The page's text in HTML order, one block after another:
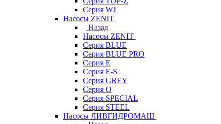
Серия WJ
Насосы ZENIT
Назад
Насосы ZENIT
Серия BLUE
Серия BLUE PRO
Серия E
Серия E-S
Серия GREY
Серия O
Серия SPECIAL
Серия STEEL
Насосы ЛИВГИДРОМАШ